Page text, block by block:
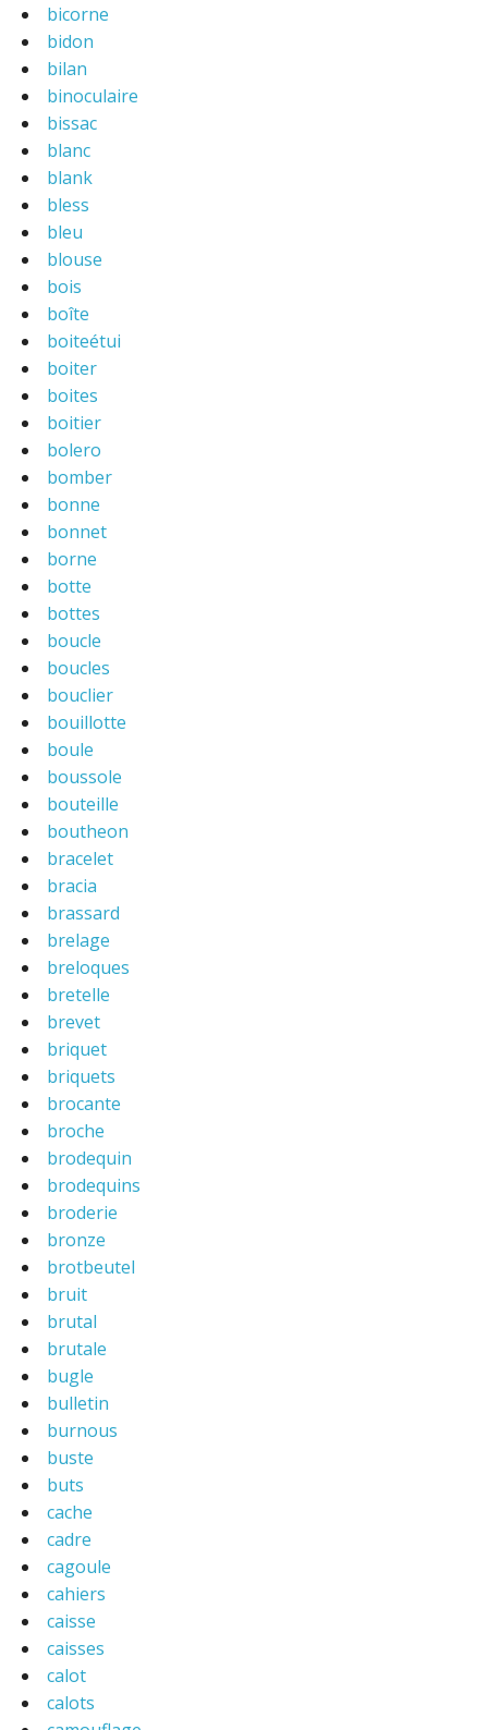
bicorne
bidon
bilan
binoculaire
bissac
blanc
blank
bless
bleu
blouse
bois
boîte
boiteétui
boiter
boites
boitier
bolero
bomber
bonne
bonnet
borne
botte
bottes
boucle
boucles
bouclier
bouillotte
boule
boussole
bouteille
boutheon
bracelet
bracia
brassard
brelage
breloques
bretelle
brevet
briquet
briquets
brocante
broche
brodequin
brodequins
broderie
bronze
brotbeutel
bruit
brutal
brutale
bugle
bulletin
burnous
buste
buts
cache
cadre
cagoule
cahiers
caisse
caisses
calot
calots